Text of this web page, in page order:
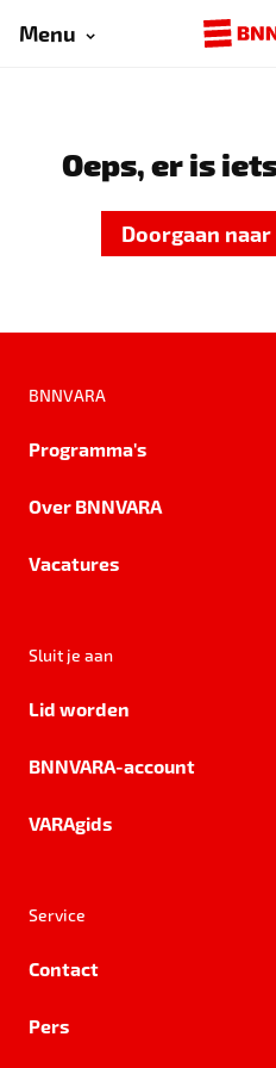
Menu
Oeps, er is
Doorgaan
BNNVARA
Programma's
Over BNNVARA
Vacatures
Sluit je aan
Lid worden
BNNVARA-account
VARAgids
Service
Contact
Pers